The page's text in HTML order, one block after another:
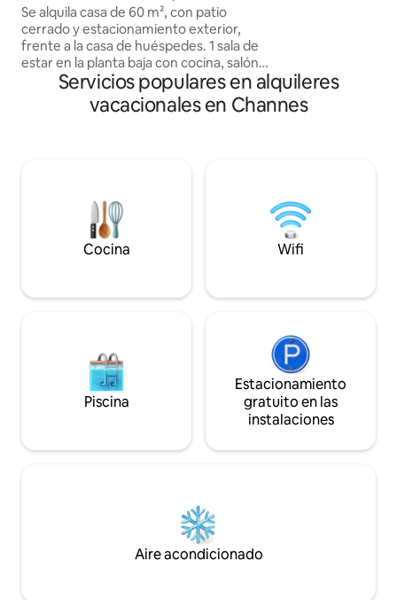
Se alquila casa de 60 m², con patio
cerrado y estacionamiento exterior,
frente a la casa de huéspedes. 1 sala de
estar en la planta baja con cocina, salón y
chimenea. 1 baño en la planta baja En el
primer piso, 2 habitaciones
comunicadas, una primera habitación
combina la comodidad de las
instalaciones modernas con el encanto
de la piedra antigua. Calefacción con
estufa de leña y radiadores eléctricos.
Servicios populares en alquileres
vacacionales en Channes
Cocina Wifi
Piscina
Estacionamiento
gratuito en las
instalaciones
Aire acondicionado